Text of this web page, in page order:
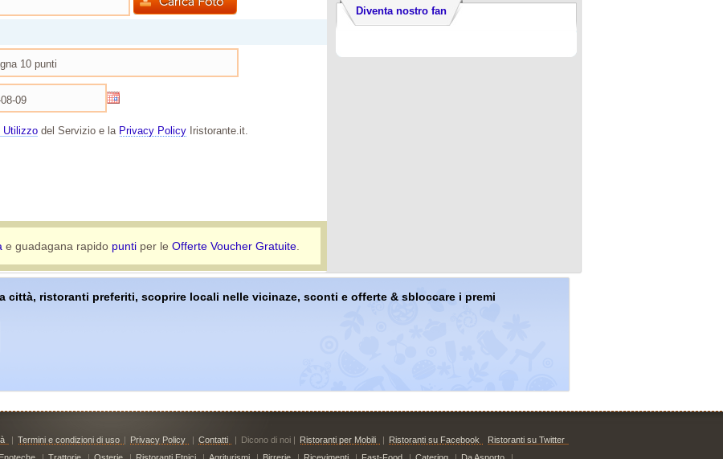
Utilizzodel Servizio e la Privacy PolicyIristorante.it.
e guadagana rapido puntiper le Offerte Voucher Gratuite.
Diventa nostro fan
città, ristoranti preferiti, scoprire locali nelle vicinaze, sconti e offerte & sbloccare i premi
| Termini e condizioni di uso | Privacy Policy | Contatti | Dicono di noi | Ristoranti per Mobili | Ristoranti su Facebook
Ristoranti su Twitter